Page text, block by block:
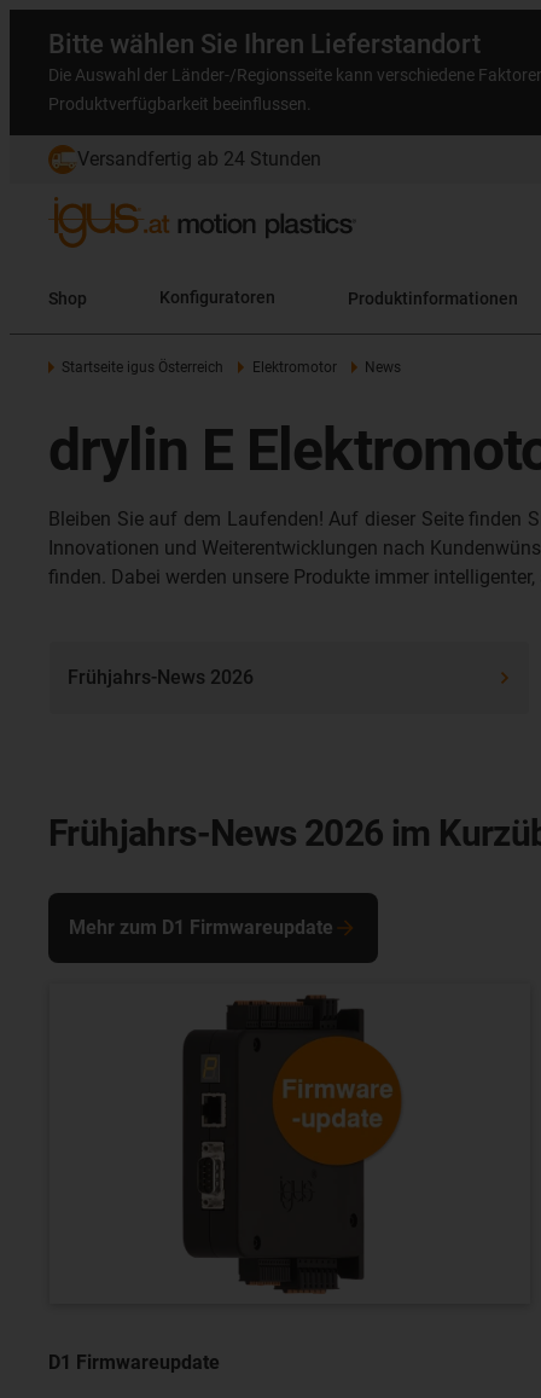
Bitte wählen Sie Ihren Lieferstandort
Die Auswahl der Länder-/Regionsseite kann verschiedene
Produktverfügbarkeit beeinflussen.
Versandfertig ab 24 Stunden
Shop Konfiguratoren Produktinformationen
Startseite igus Österreich Elektromotor News
drylin E
Bleiben Sie auf dem Laufenden! Auf dieser Seite finden
Innovationen und Weiterentwicklungen nach
finden. Dabei werden unsere Produkte immer
Frühjahrs-News 2026
Frühjahrs-News 2026 im
D1 Firmwareupdate
Mehr zum D1 Firmwareupdate